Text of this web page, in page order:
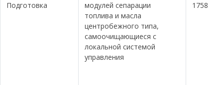
Подготовка
модулей сепарации
топлива и масла
центробежного типа,
самоочищающиеся с
локальной системой
управления
1758